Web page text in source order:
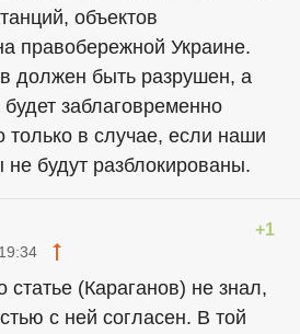
объектов
правобережной Украине.
должен быть разрушен, а
заблаговременно
только в случае, если наши
будут разблокированы.
+1
статье (Караганов) не знал,
с ней согласен. В той